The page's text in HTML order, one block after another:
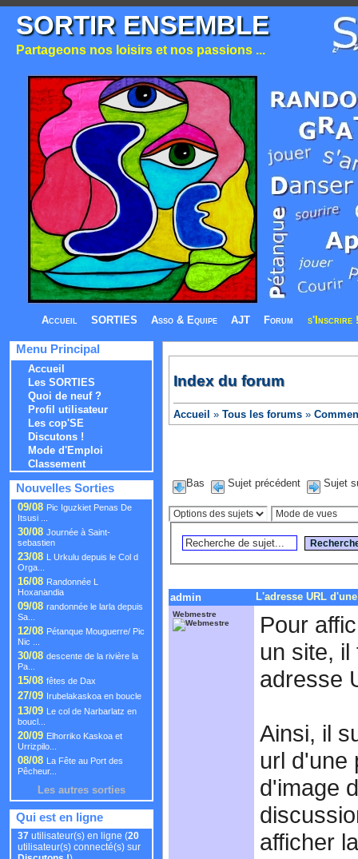
SORTIR ENSEMBLE
Partageons nos loisirs et nos passions ...
Accueil SORTIES Asso & Equipe AJT Forum s'Inscrire !
Menu Principal
Accueil
Les SORTIES
Quoi de neuf ?
Profil utilisateur
Les cop'SE
Discutons !
Mode d'Emploi
Classement
Nouvelles Sorties
09/08 Pic Iguzkiet Penas De
Itsusi ...
30/08 Journée à Saint-
sebastien
23/08 L Urkulu depuis le Col d
Orga...
16/08 Randonnée L
Hoxanandia
09/08 randonnée le larla depuis
Sa...
12/08 Pétanque Mouguerre/ Pic
Nic ...
30/08 descente de la rivière la
Pa...
15/08 fêtes de Dax
27/09 Irubelakaskoa en boucle
13/09 Le col de Narbarlatz en
boucl...
20/09 Elhorriko Kaskoa et
Urrizpilo...
08/08 La Fête au Port des
Pêcheur...
Les autres sorties
Qui est en ligne
37 utilisateur(s) en ligne (20
utilisateur(s) connecté(s) sur
Index du forum
Accueil » Tous les forums »
Bas Sujet précédent Sujet
admin L'adresse URL
Webmestre
Pour
un site,
adresse
Ainsi, il
url d'une
d'image
afficher